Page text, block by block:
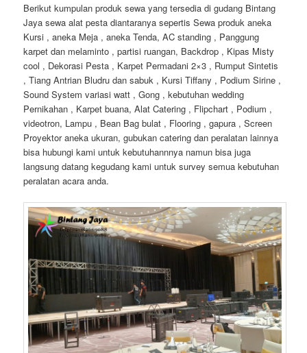
Berikut kumpulan produk sewa yang tersedia di gudang Bintang
Jaya sewa alat pesta diantaranya sepertis Sewa produk aneka
Kursi , aneka Meja , aneka Tenda, AC standing , Panggung
karpet dan melaminto , partisi ruangan, Backdrop , Kipas Misty
cool , Dekorasi Pesta , Karpet Permadani 2×3 , Rumput Sintetis
, Tiang Antrian Bludru dan sabuk , Kursi Tiffany , Podium Sirine ,
Sound System variasi watt , Gong , kebutuhan wedding
Pernikahan , Karpet buana, Alat Catering , Flipchart , Podium ,
videotron, Lampu , Bean Bag bulat , Flooring , gapura , Screen
Proyektor aneka ukuran, gubukan catering dan peralatan lainnya
bisa hubungi kami untuk kebutuhannnya namun bisa juga
langsung datang kegudang kami untuk survey semua kebutuhan
peralatan acara anda.